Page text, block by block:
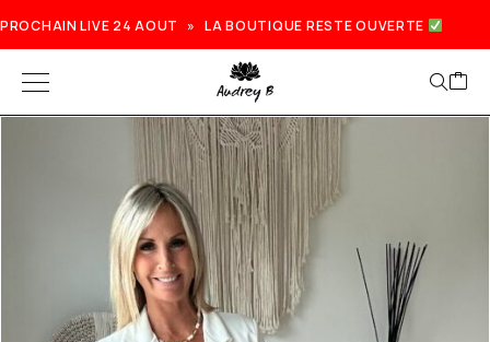
PROCHAIN LIVE 24 AOUT » LA BOUTIQUE RESTE OUVERTE